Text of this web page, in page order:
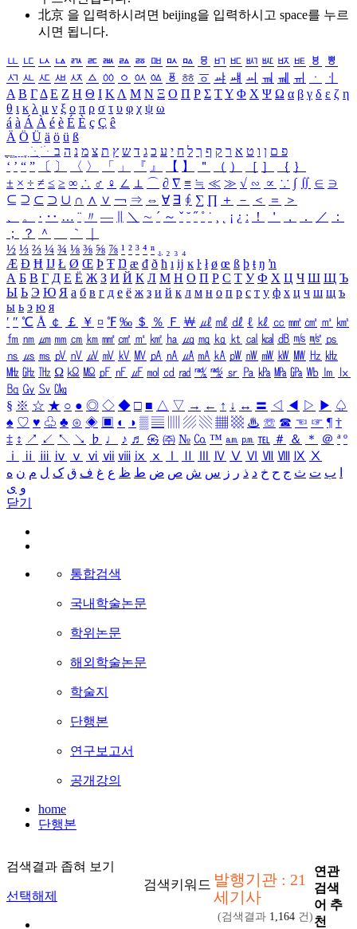
北京 을 입력하시려면 beijing을 입력하시고 space를 누르
시면 됩니다.
ㅥ ㅦ ㅧ ㅨ ㅩ ㅪ ㅫ ㅬ ㅭ ㅮ ㅯ ㅰ ㅱ ㅲ ㅳ ㅴ ㅵ ㅶ ㅷ ㅸ
ㅹ
ㅺ ㅻ ㅼ ㅽ ㅾ ㅿ ㆀ ㆁ ㆂ ㆃ ㆄ ㆅ ㆆ ㆇ ㆈ ㆉ ㆊ ㆋ ㆌ ㆍ
ㆎ
Α Β ΓΔ Ε Ζ Η Θ Ι ΚΛ Μ Ν Ξ Ο Π Ρ Σ ΤΥ Φ Χ Ψ Ω α β γ δ ε ζ η
θ ι κ λ μ ν ξ ο π ρ σ τ υ φ χ ψ ω
á à Á À é è É È ç Ç ê
Ä Ö Ü ä ö ü ß
ִֶֹ ֻּ ׁׂ פ ם ן ו ט א ר ק ף ך ל ח י ע כ ג ד ש ץ ת צ מ נ ה ב
‘ ’ “ ” 〔 〕 〈 〉 「 」 『 』 【 】 ＂ （ ） ［ ］ ｛ ｝
± × ÷ ≠ ≤ ≥ ∞ ∴ ♂ ♀ ∠ ⊥ ⌒ ∂ ∇ ≡ ≒ ≪ ≫ √ ∽ ∝ ∵ ∫ ∬ ∈ ∋
⊆ ⊇ ⊂ ⊃ ∪ ∩ ∧ ∨ ￢ ⇒ ⇔ ∀ ∃ ∮ ∑ ∏ ＋ － ＜ ＝
＞
、
。 · ‥ … ¨ 〃 ― ＼ ∼ ´ ～ ˇ ˘ ˝ ˚ ˙ ¸ ¡ ¿ ː ！ ＇ ， ． ／
：
；
？ ＾ ｀
½ ⅓ ⅔ ¼ ¾ ⅛ ⅜ ⅝ ⅞ ¹ ² ³ ⁴ ⁿ ₁ ₂ ₃ ₄
Æ Ð Ħ Ĳ Ł Ø Œ Þ Ŧ Ŋ æ đ ð ħ ı ĳ ĸ ŀ ł ø œ ß þ ŧ ŋ ŉ
А Б В Г Д Е Ё Ж З И Й К Л М Н О П Р С Т У Ф Х Ц Ч Ш Щ Ъ
Ы Ь Э Ю Я а б в г д е ё ж з и й к л м н о п р с т у ф х ц ч ш щ ъ
ы ь э ю я
′ ″ ℃ Å ￠ ￡ ￥ ¤ ℉ ‰ ＄ ％ Ｆ ￦ ㎕ ㎖ ㎗ ℓ ㎘ ㏄ ㎣ ㎤ ㎥ ㎦
㎙ ㎚ ㎛ ㎜ ㎝ ㎞ ㎟ ㎠ ㎡ ㎢ ㏊ ㎍ ㎎ ㎏ ㏏ ㎈ ㎉ ㏈ ㎧ ㎨ ㎰
㎱ ㎲ ㎳ ㎴ ㎵ ㎶ ㎷ ㎸ ㎹ ㎀ ㎁ ㎂ ㎃ ㎄ ㎺ ㎻ ㎽ ㎾ ㎿ ㎐ ㎑
㎒ ㎓ ㎔ Ω ㏀ ㏁ ㎊ ㎋ ㎌ ㏖ ㏅ ㎭ ㎮ ㎯ ㏛ ㎩ ㎪ ㎫ ㎬ ㏝ ㏐
㏓
㏃ ㏉ ㏜ ㏆
§ ※ ☆ ★ ○ ● ◎ ◇ ◆ □ ■ △ ▽ → ← ↑ ↓ ↔ 〓 ◁ ◀ ▷ ▶ ♤
♠ ♡ ♥ ♧ ♣ ⊙ ◈ ▣ ◐ ◑ ▒ ▤ ▨ ▧ ▦ ▩ ♨ ☏ ☎ ☜ ☞ ¶ †
‡ ↕ ↗ ↙ ↖ ↘ ♭ ♩ ♪ ♬ ㉿ ㈜ № ㏇ ™ ㏂ ㏘ ℡ ＃ ＆ ＊ ＠ ª º
ⅰ
ⅱ ⅲ ⅳ ⅴ ⅵ ⅶ ⅷ ⅸ ⅹ Ⅳ Ⅴ Ⅵ Ⅶ Ⅷ Ⅸ Ⅹ
ب ت ث ج ح خ د ذ ر ز س ش ص ض ط ظ ع غ ف ق ک ل م ن ه
و ی
닫기
통합검색
국내학술논문
학위논문
해외학술논문
학술지
단행본
연구보고서
공개강의
home
단행본
검색결과 좁혀 보기
선택해제
검색키워드 발행기관 : 21
세기사
(검색결과 1,164 건)
연관
검색
어 추
천